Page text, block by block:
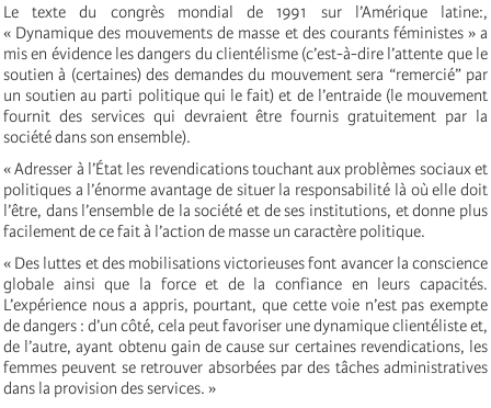
Le texte du congrès mondial de 1991 sur l’Amérique latine:,
« Dynamique des mouvements de masse et des courants féministes » a
mis en évidence les dangers du clientélisme (c’est-à-dire l’attente que le
soutien à (certaines) des demandes du mouvement sera “remercié” par
un soutien au parti politique qui le fait) et de l’entraide (le mouvement
fournit des services qui devraient être fournis gratuitement par la
société dans son ensemble).
« Adresser à l’État les revendications touchant aux problèmes sociaux et
politiques a l’énorme avantage de situer la responsabilité là où elle doit
l’être, dans l’ensemble de la société et de ses institutions, et donne plus
facilement de ce fait à l’action de masse un caractère politique.
« Des luttes et des mobilisations victorieuses font avancer la conscience
globale ainsi que la force et de la confiance en leurs capacités.
L’expérience nous a appris, pourtant, que cette voie n’est pas exempte
de dangers : d’un côté, cela peut favoriser une dynamique clientéliste et,
de l’autre, ayant obtenu gain de cause sur certaines revendications, les
femmes peuvent se retrouver absorbées par des tâches administratives
dans la provision des services. »